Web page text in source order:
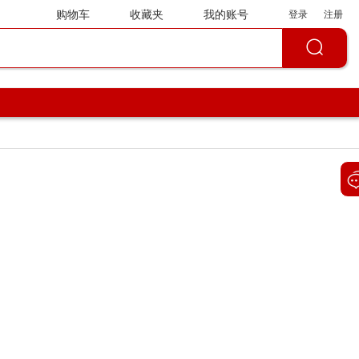
注册
登录
我的账号
收藏夹
购物车